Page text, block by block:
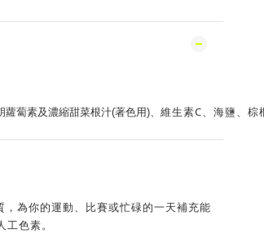
蘿蔔素及濃縮甜菜根汁(著色用)、 維生素C、海鹽、棕
為你的運動、比賽或忙碌的一天補充能
色素。